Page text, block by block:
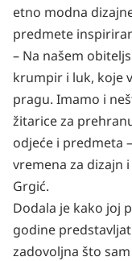
etno modna
predmete
– Na našem
krumpir i luk, koje
pragu. Imamo i
žitarice za
odjeće i predmeta
vremena za dizajn
Grgić.
Dodala je kako joj
godine
zadovoljna što